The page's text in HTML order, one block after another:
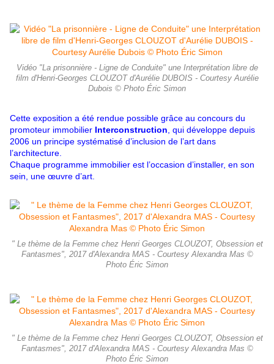
Vidéo "La prisonnière - Ligne de Conduite" une Interprétation libre de
film d'Henri-Georges CLOUZOT d'Aurélie DUBOIS - Courtesy Aurélie
Dubois © Photo Éric Simon
Cette exposition a été rendue possible grâce au concours du
promoteur immobilier Interconstruction , qui développe depuis
2006 un principe systématisé d’inclusion de l’art dans
l’architecture.
Chaque programme immobilier est l’occasion d’installer, en son
sein, une œuvre d’art.
" Le thème de la Femme chez Henri Georges CLOUZOT, Obsession et
Fantasmes", 2017 d'Alexandra MAS - Courtesy Alexandra Mas ©
Photo Éric Simon
" Le thème de la Femme chez Henri Georges CLOUZOT, Obsession et
Fantasmes", 2017 d'Alexandra MAS - Courtesy Alexandra Mas ©
Photo Éric Simon